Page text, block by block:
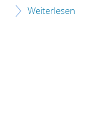
Weiterlesen